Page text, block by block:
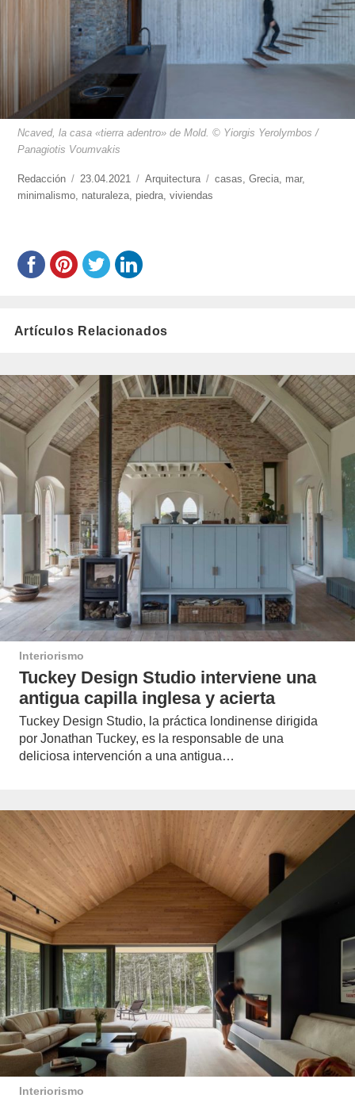
Ncaved, la casa «tierra adentro» de Mold. © Yiorgis Yerolymbos /
Panagiotis Voumvakis
https://www.experimenta.es/author/redaccion/
Redacción
Publicado
el
23.04.2021 Categorías
Arquitectura Etiquetas
casas,Grecia, mar,
minimalismo, naturaleza, piedra,viviendas
Artículos Relacionados
Interiorismo
Tuckey Design Studio interviene una
antigua capilla inglesa y acierta
Tuckey Design Studio, la práctica londinense dirigida
por Jonathan Tuckey, es la responsable de una
deliciosa intervención a una antigua…
Interiorismo